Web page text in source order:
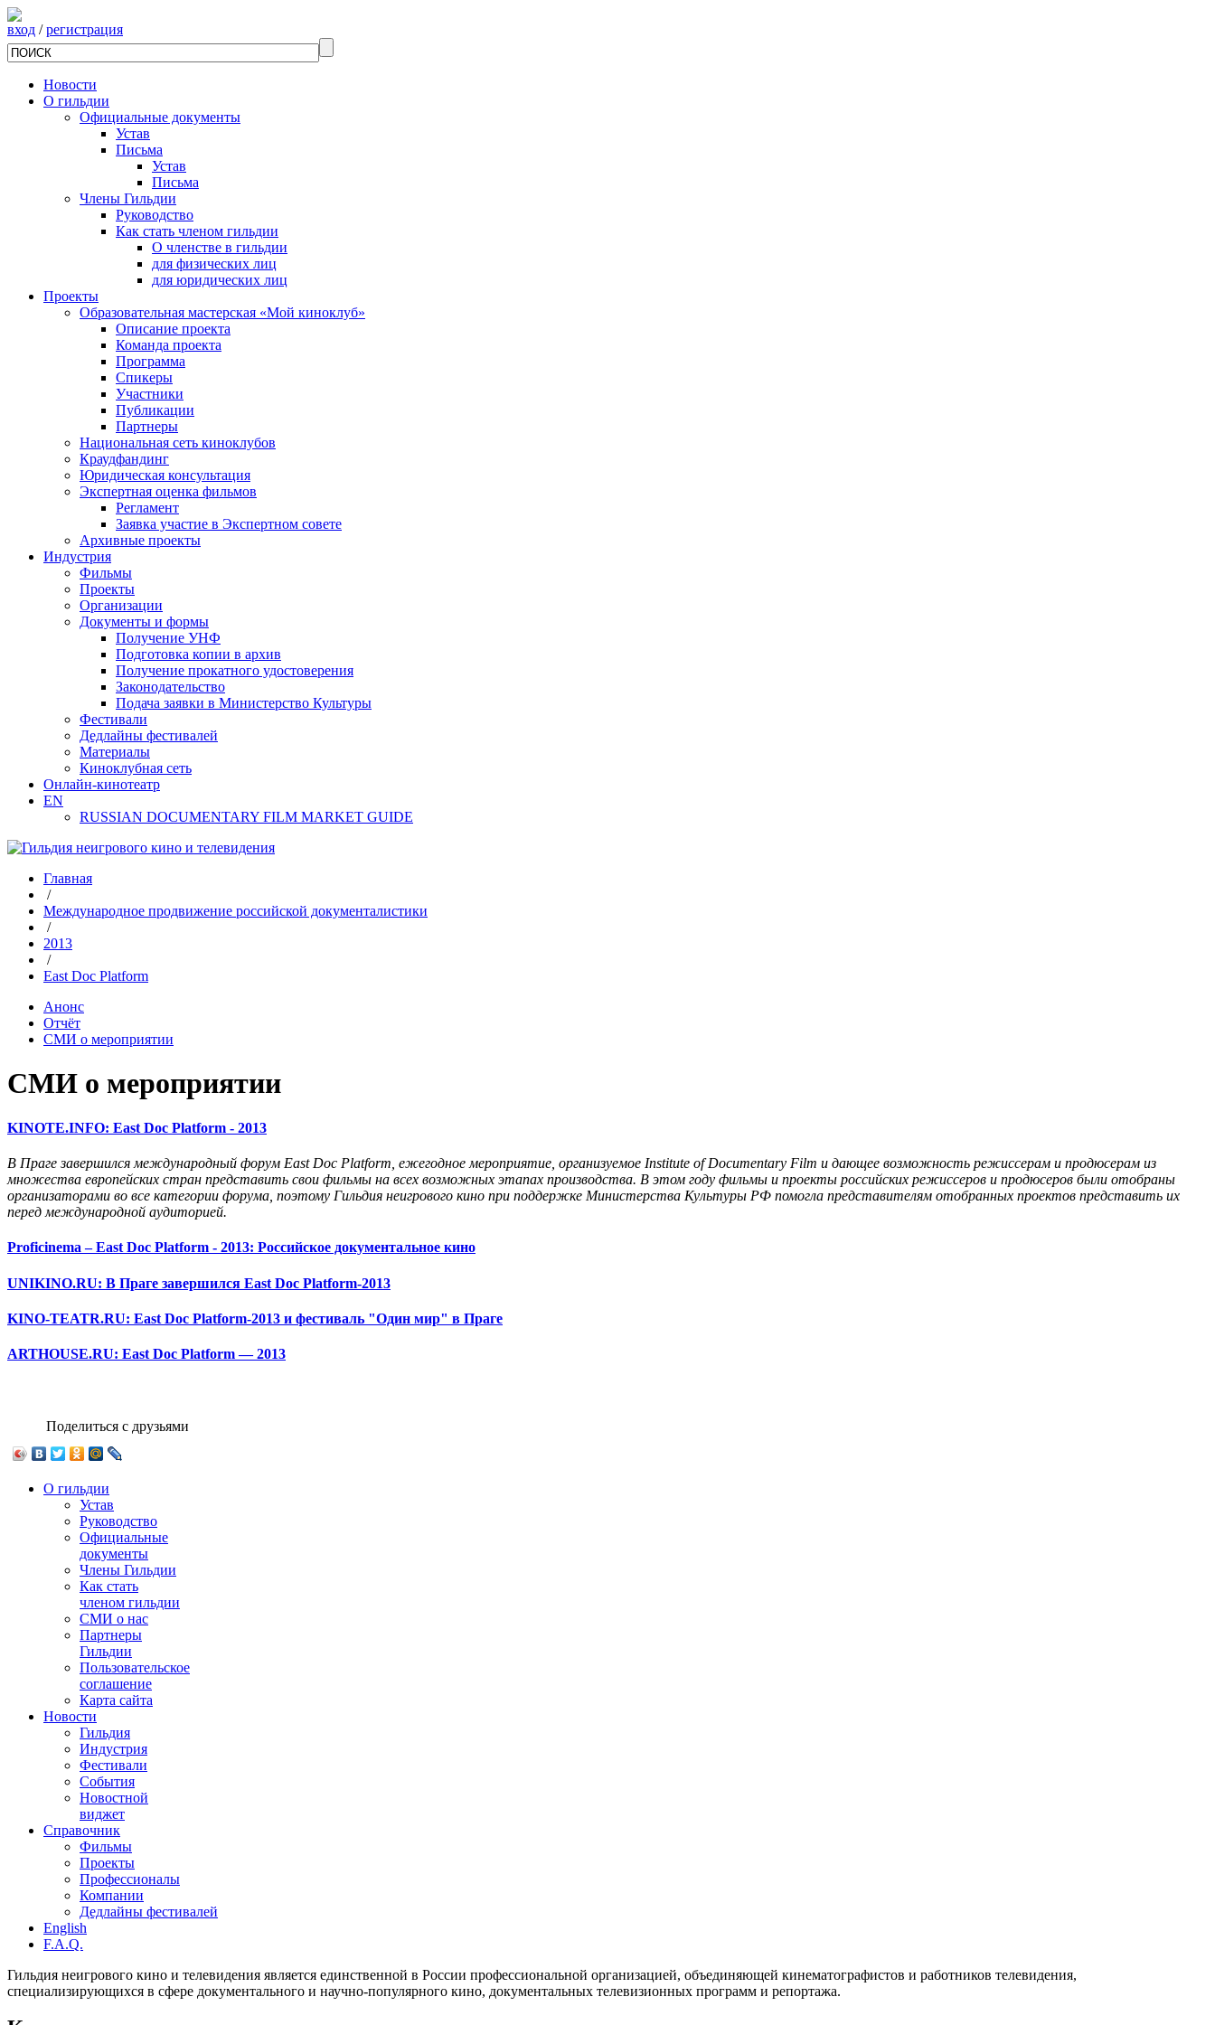
вход /регистрация
Новости
О гильдии
Официальные документы
Устав
Письма
Устав
Письма
Члены Гильдии
Руководство
Как стать членом гильдии
О членстве в гильдии
для физических лиц
для юридических лиц
Проекты
Образовательная мастерская «Мой киноклуб»
Описание проекта
Команда проекта
Программа
Спикеры
Участники
Публикации
Партнеры
Национальная сеть киноклубов
Краудфандинг
Юридическая консультация
Экспертная оценка фильмов
Регламент
Заявка участие в Экспертном совете
Архивные проекты
Индустрия
Фильмы
Проекты
Организации
Документы и формы
Получение УНФ
Подготовка копии в архив
Получение прокатного удостоверения
Законодательство
Подача заявки в Министерство Культуры
Фестивали
Дедлайны фестивалей
Материалы
Киноклубная сеть
Онлайн-кинотеатр
EN
RUSSIAN DOCUMENTARY FILM MARKET GUIDE
Главная
/
Международное продвижение российской документалистики
/
2013
/
East Doc Platform
Анонс
Отчёт
СМИ о мероприятии
СМИ о мероприятии
KINOTE.INFO: East Doc Platform - 2013
В Праге завершился международный форум East Doc Platform, ежегодное мероприятие, организуемое Institute of Documentary Film и дающее возможность режиссерам и продюсерам из
множества европейских стран представить свои фильмы на всех возможных этапах производства. В этом году фильмы и проекты российских режиссеров и продюсеров были отобраны
организаторами во все категории форума, поэтому Гильдия неигрового кино при поддержке Министерства Культуры РФ помогла представителям отобранных проектов представить их
перед международной аудиторией.
Proficinema – East Doc Platform - 2013: Российское документальное кино
UNIKINO.RU: В Праге завершился East Doc Platform-2013
KINO-TEATR.RU: East Doc Platform-2013 и фестиваль "Один мир" в Праге
ARTHOUSE.RU: East Doc Platform — 2013
Поделиться с друзьями
О гильдии
Устав
Руководство
Официальные
документы
Члены Гильдии
Как стать
членом гильдии
СМИ о нас
Партнеры
Гильдии
Пользовательское
соглашение
Карта сайта
Новости
Гильдия
Индустрия
Фестивали
События
Новостной
виджет
Справочник
Фильмы
Проекты
Профессионалы
Компании
Дедлайны фестивалей
English
F.A.Q.
Гильдия неигрового кино и телевидения является единственной в России профессиональной организацией, объединяющей кинематографистов и работников телевидения,
специализирующихся в сфере документального и научно-популярного кино, документальных телевизионных программ и репортажа.